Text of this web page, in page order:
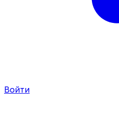
Войти